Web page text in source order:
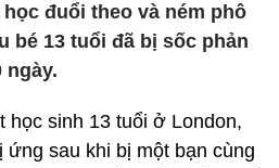
đuổi theo và ném phô
bé 13 tuổi đã bị sốc phản
ngày.
học sinh 13 tuổi ở London,
ứng sau khi bị một bạn cùng